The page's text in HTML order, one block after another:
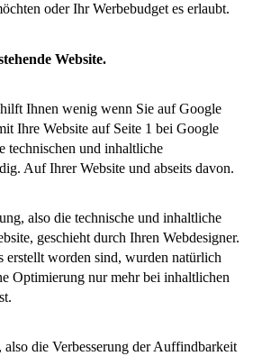
oder Ihr Werbebudget es erlaubt.
Website.
Ihnen wenig wenn Sie auf Google
Ihre Website auf Seite 1 bei Google
technischen und inhaltliche
Auf Ihrer Website und abseits davon.
also die technische und inhaltliche
geschieht durch Ihren Webdesigner.
erstellt worden sind, wurden natürlich
Optimierung nur mehr bei inhaltlichen
die Verbesserung der Auffindbarkeit